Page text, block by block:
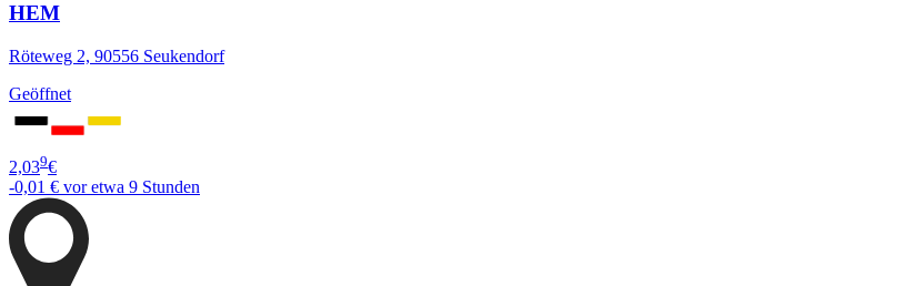
HEM
Röteweg 2, 90556 Seukendorf
Geöffnet
2,039€
-0,01 € vor etwa 9 Stunden